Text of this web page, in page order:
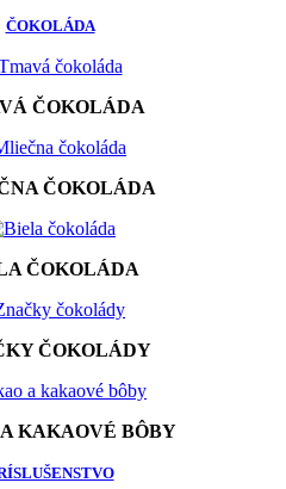
ČOKOLÁDA
ČOKOLÁDA
ČOKOLÁDA
ČOKOLÁDA
ČOKOLÁDY
KAKAOVÉ BÔBY